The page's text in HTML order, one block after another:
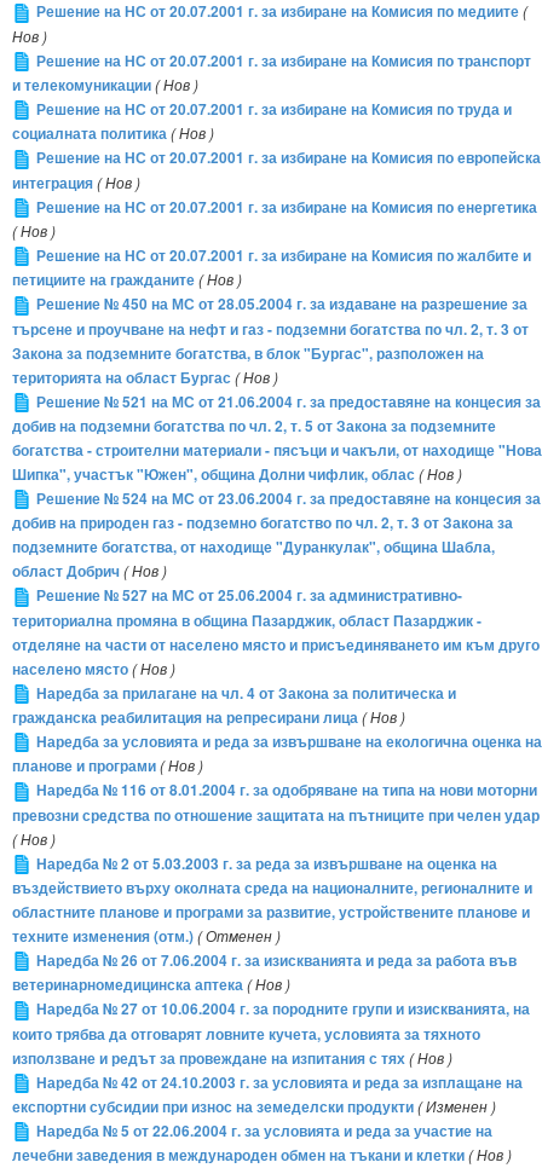
Решение на НС от 20.07.2001 г. за избиране на Комисия по медиите(
Нов )
Решение на НС от 20.07.2001 г. за избиране на Комисия по транспорт
и телекомуникации( Нов )
Решение на НС от 20.07.2001 г. за избиране на Комисия по труда и
социалната политика( Нов )
Решение на НС от 20.07.2001 г. за избиране на Комисия по европейска
интеграция( Нов )
Решение на НС от 20.07.2001 г. за избиране на Комисия по енергетика
( Нов )
Решение на НС от 20.07.2001 г. за избиране на Комисия по жалбите и
петициите на гражданите( Нов )
Решение № 450 на МС от 28.05.2004 г. за издаване на разрешение за
търсене и проучване на нефт и газ - подземни богатства по чл. 2, т. 3 от
Закона за подземните богатства, в блок "Бургас", разположен на
територията на област Бургас( Нов )
Решение № 521 на МС от 21.06.2004 г. за предоставяне на концесия за
добив на подземни богатства по чл. 2, т. 5 от Закона за подземните
богатства - строителни материали - пясъци и чакъли, от находище "Нова
Шипка", участък "Южен", община Долни чифлик, облас( Нов )
Решение № 524 на МС от 23.06.2004 г. за предоставяне на концесия за
добив на природен газ - подземно богатство по чл. 2, т. 3 от Закона за
подземните богатства, от находище "Дуранкулак", община Шабла,
област Добрич( Нов )
Решение № 527 на МС от 25.06.2004 г. за административно-
териториална промяна в община Пазарджик, област Пазарджик -
отделяне на части от населено място и присъединяването им към друго
населено място( Нов )
Наредба за прилагане на чл. 4 от Закона за политическа и
гражданска реабилитация на репресирани лица( Нов )
Наредба за условията и реда за извършване на екологична оценка на
планове и програми( Нов )
Наредба № 116 от 8.01.2004 г. за одобряване на типа на нови моторни
превозни средства по отношение защитата на пътниците при челен удар
( Нов )
Наредба № 2 от 5.03.2003 г. за реда за извършване на оценка на
въздействието върху околната среда на националните, регионалните и
областните планове и програми за развитие, устройствените планове и
техните изменения (отм.)( Отменен )
Наредба № 26 от 7.06.2004 г. за изискванията и реда за работа във
ветеринарномедицинска аптека( Нов )
Наредба № 27 от 10.06.2004 г. за породните групи и изискванията, на
които трябва да отговарят ловните кучета, условията за тяхното
използване и редът за провеждане на изпитания с тях( Нов )
Наредба № 42 от 24.10.2003 г. за условията и реда за изплащане на
експортни субсидии при износ на земеделски продукти( Изменен )
Наредба № 5 от 22.06.2004 г. за условията и реда за участие на
лечебни заведения в международен обмен на тъкани и клетки( Нов )